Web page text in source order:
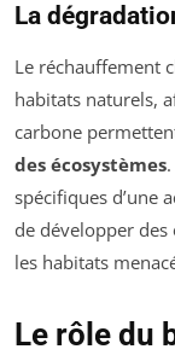
La
Le réchauffement
habitats naturels,
carbone
des écosystèmes
spécifiques d’une
de développer
les habitats
Le rôle du